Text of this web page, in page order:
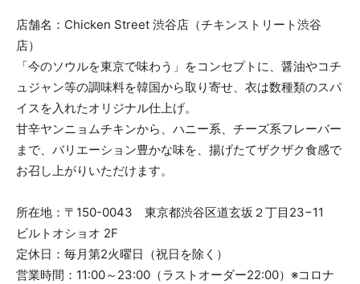
店舗名：Chicken Street 渋谷店（チキンストリート渋谷
店）
「今のソウルを東京で味わう」をコンセプトに、醤油やコチ
ュジャン等の調味料を韓国から取り寄せ、衣は数種類のスパ
イスを入れたオリジナル仕上げ。
甘辛ヤンニョムチキンから、ハニー系、チーズ系フレーバー
まで、バリエーション豊かな味を、揚げたてザクザク食感で
お召し上がりいただけます。
所在地：〒150-0043 東京都渋谷区道玄坂２丁目23−11
ビルトオショオ 2F
定休日：毎月第2火曜日（祝日を除く）
営業時間：11:00～23:00（ラストオーダー22:00）※コロナ